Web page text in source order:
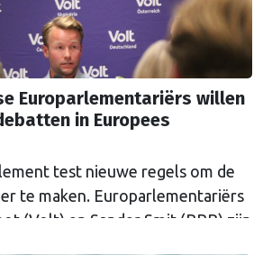
Europarlementariërs willen
in Europees
test nieuwe regels om de
te maken. Europarlementariërs
(Volt) en Sander Smit (BBB) zijn